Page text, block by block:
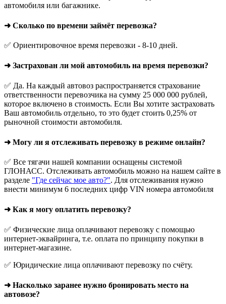
автомобиля или багажнике.
➜ Сколько по времени займёт перевозка?
✅ Ориентировочное время перевозки - 8-10 дней.
➜ Застрахован ли мой автомобиль на время перевозки?
✅ Да. На каждый автовоз распространяется страхование
ответственности перевозчика на сумму 25 000 000 рублей,
которое включено в стоимость. Если Вы хотите застраховать
Ваш автомобиль отдельно, то это будет стоить 0,25% от
рыночной стоимости автомобиля.
➜ Могу ли я отслеживать перевозку в режиме онлайн?
✅ Все тягачи нашей компании оснащены системой
ГЛОНАСС. Отслеживать автомобиль можно на нашем сайте в
разделе "Где сейчас мое авто?". Для отслеживания нужно
внести минимум 6 последних цифр VIN номера автомобиля
➜ Как я могу оплатить перевозку?
✅ Физические лица оплачивают перевозку с помощью
интернет-эквайринга, т.е. оплата по принципу покупки в
интернет-магазине.
✅ Юридические лица оплачивают перевозку по счёту.
➜ Насколько заранее нужно бронировать место на
автовозе?